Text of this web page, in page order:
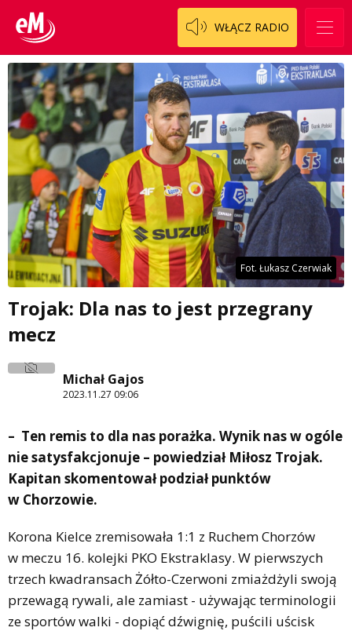
WŁĄCZ RADIO
Fot. Łukasz Czerwiak
Trojak: Dla nas to jest przegrany
mecz
Michał Gajos
2023.11.27 09:06
– Ten remis to dla nas porażka. Wynik nas w ogóle
nie satysfakcjonuje – powiedział Miłosz Trojak.
Kapitan skomentował podział punktów
w Chorzowie.
Korona Kielce zremisowała 1:1 z Ruchem Chorzów
w meczu 16. kolejki PKO Ekstraklasy. W pierwszych
trzech kwadransach Żółto-Czerwoni zmiażdżyli swoją
przewagą rywali, ale zamiast - używając terminologii
ze sportów walki - dopiąć dźwignię, puścili uścisk